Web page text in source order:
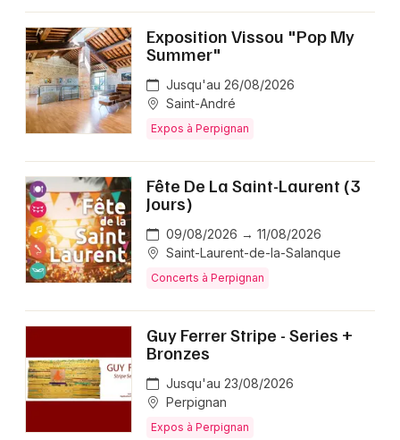
Exposition Vissou "Pop My
Summer"
Jusqu'au 26/08/2026
Saint-André
Expos à Perpignan
Fête De La Saint-Laurent (3
Jours)
09/08/2026 → 11/08/2026
Saint-Laurent-de-la-Salanque
Concerts à Perpignan
Guy Ferrer Stripe - Series +
Bronzes
Jusqu'au 23/08/2026
Perpignan
Expos à Perpignan